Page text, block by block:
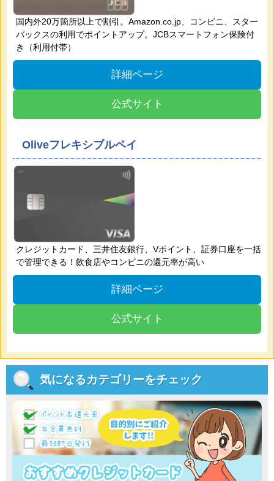
国内外20万箇所以上で割引。Amazon.co.jp、コンビニ、スター
バックスの利用でポイントアップ。JCBスマートフォン保険付
き（利用付帯）
詳細ページ
公式サイト
Oliveフレキシブルペイ
クレジットカード、三井住友銀行、Vポイント、証券口座を一括
で管理できる！飲食店やコンビニの還元率が高い
詳細ページ
公式サイト
気になるカテゴリーをチェック